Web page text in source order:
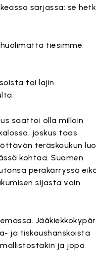
sarjassa: se
tiesimme,
tai lajin
saattoi olla milloin
joskus taas
teräskoukun luo
kohtaa. Suomen
peräkärryssä
sijasta vain
ja tiskaushanskoista
ja jopa